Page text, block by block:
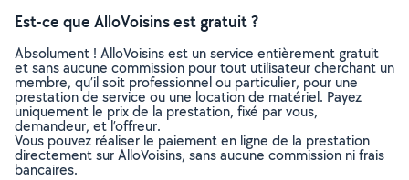
Est-ce que AlloVoisins est gratuit ?
Absolument ! AlloVoisins est un service entièrement gratuit
et sans aucune commission pour tout utilisateur cherchant un
membre, qu’il soit professionnel ou particulier, pour une
prestation de service ou une location de matériel. Payez
uniquement le prix de la prestation, fixé par vous,
demandeur, et l’offreur.
Vous pouvez réaliser le paiement en ligne de la prestation
directement sur AlloVoisins, sans aucune commission ni frais
bancaires.